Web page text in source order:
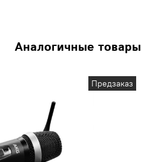
Аналогичные товары
Предзаказ